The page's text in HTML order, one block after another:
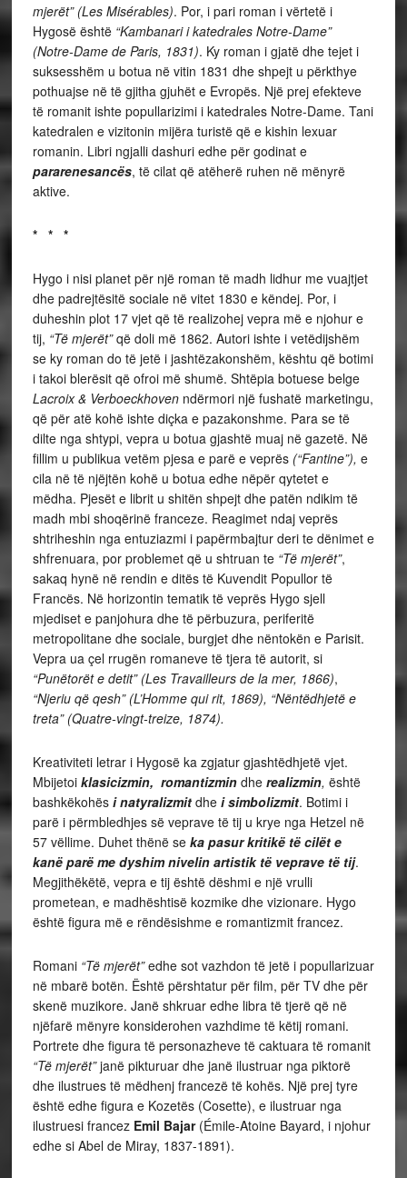
mjerët” (Les Misérables). Por, i pari roman i vërtetë i
Hygosë është “Kambanari i katedrales Notre-Dame”
(Notre-Dame de Paris, 1831). Ky roman i gjatë dhe tejet i
suksesshëm u botua në vitin 1831 dhe shpejt u përkthye
pothuajse në të gjitha gjuhët e Evropës. Një prej efekteve
të romanit ishte popullarizimi i katedrales Notre-Dame. Tani
katedralen e vizitonin mijëra turistë që e kishin lexuar
romanin. Libri ngjalli dashuri edhe për godinat e
pararenesancës, të cilat që atëherë ruhen në mënyrë
aktive.
* * *
Hygo i nisi planet për një roman të madh lidhur me vuajtjet
dhe padrejtësitë sociale në vitet 1830 e këndej. Por, i
duheshin plot 17 vjet që të realizohej vepra më e njohur e
tij, “Të mjerët”që doli më 1862. Autori ishte i vetëdijshëm
se ky roman do të jetë i jashtëzakonshëm, kështu që botimi
i takoi blerësit që ofroi më shumë. Shtëpia botuese belge
Lacroix & Verboeckhoven ndërmori një fushatë marketingu,
që për atë kohë ishte diçka e pazakonshme. Para se të
dilte nga shtypi, vepra u botua gjashtë muaj në gazetë. Në
fillim u publikua vetëm pjesa e parë e veprës (“Fantine”), e
cila në të njëjtën kohë u botua edhe nëpër qytetet e
mëdha. Pjesët e librit u shitën shpejt dhe patën ndikim të
madh mbi shoqërinë franceze. Reagimet ndaj veprës
shtriheshin nga entuziazmi i papërmbajtur deri te dënimet e
shfrenuara, por problemet që u shtruan te “Të mjerët”,
sakaq hynë në rendin e ditës të Kuvendit Popullor të
Francës. Në horizontin tematik të veprës Hygo sjell
mjediset e panjohura dhe të përbuzura, periferitë
metropolitane dhe sociale, burgjet dhe nëntokën e Parisit.
Vepra ua çel rrugën romaneve të tjera të autorit, si
“Punëtorët e detit” (Les Travailleurs de la mer, 1866),
“Njeriu që qesh” (L’Homme qui rit, 1869), “Nëntëdhjetë e
treta” (Quatre-vingt-treize, 1874).
Kreativiteti letrar i Hygosë ka zgjatur gjashtëdhjetë vjet.
Mbijetoi klasicizmin, romantizmin dhe realizmin, është
bashkëkohës i natyralizmit dhe i simbolizmit. Botimi i
parë i përmbledhjes së veprave të tij u krye nga Hetzel në
57 vëllime. Duhet thënë se ka pasur kritikë të cilët e
kanë parë me dyshim nivelin artistik të veprave të tij.
Megjithëkëtë, vepra e tij është dëshmi e një vrulli
prometean, e madhështisë kozmike dhe vizionare. Hygo
është figura më e rëndësishme e romantizmit francez.
Romani “Të mjerët”edhe sot vazhdon të jetë i popullarizuar
në mbarë botën. Është përshtatur për film, për TV dhe për
skenë muzikore. Janë shkruar edhe libra të tjerë që në
njëfarë mënyre konsiderohen vazhdime të këtij romani.
Portrete dhe figura të personazheve të caktuara të romanit
“Të mjerët”janë pikturuar dhe janë ilustruar nga piktorë
dhe ilustrues të mëdhenj francezë të kohës. Një prej tyre
është edhe figura e Kozetës (Cosette), e ilustruar nga
ilustruesi francez Emil Bajar (Émile-Atoine Bayard, i njohur
edhe si Abel de Miray, 1837-1891).